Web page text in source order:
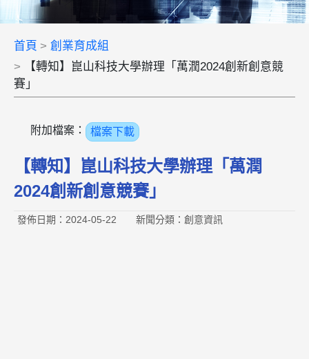
首頁
創業育成組
【轉知】崑山科技大學辦理「萬潤2024創新創意競
賽」
附加檔案： 檔案下載
【轉知】崑山科技大學辦理「萬潤
2024創新創意競賽」
發佈日期：2024-05-22 新聞分類：創意資訊